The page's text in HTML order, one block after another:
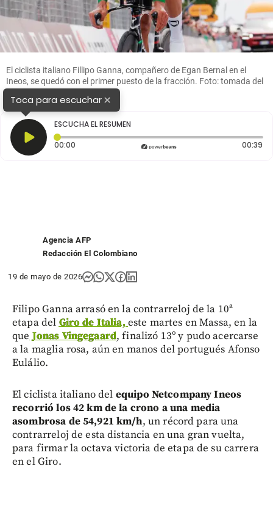
El ciclista italiano Fillipo Ganna, compañero de Egan Bernal en el
Ineos, se quedó con el primer puesto de la fracción. Foto: tomada del
x de @giroditalia
Toca para escuchar×
ESCUCHA EL RESUMEN
00:00 Tiempo transcurrido: 0 segundos 00:39
Agencia AFP
Redacción El Colombiano
19 de mayo de 2026
Filipo Ganna arrasó en la contrarreloj de la 10ª
etapa del Giro de Italia, este martes en Massa, en la
que Jonas Vingegaard, finalizó 13º y pudo acercarse
a la maglia rosa, aún en manos del portugués Afonso
Eulálio.
El ciclista italiano del equipo Netcompany Ineos
recorrió los 42 km de la crono a una media
asombrosa de 54,921 km/h, un récord para una
contrarreloj de esta distancia en una gran vuelta,
para firmar la octava victoria de etapa de su carrera
en el Giro.